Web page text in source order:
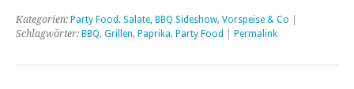
Kategorien: Party Food, Salate, BBQ Sideshow, Vorspeise & Co
Schlagwörter: BBQ, Grillen, Paprika, Party Food Permalink